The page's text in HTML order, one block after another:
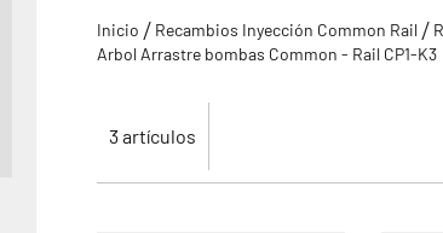
Inicio Recambios Inyección Common Rail
Arbol Arrastre bombas Common - Rail CP1-K3
3artículos